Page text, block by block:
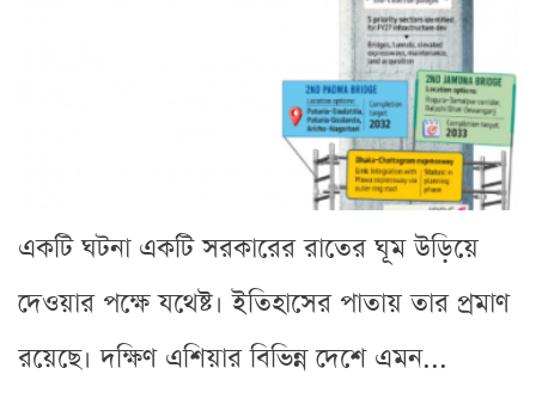
একটি ঘটনা একটি সরকারের রাতের ঘূম উড়িয়ে
দেওয়ার পক্ষে যথেষ্ট। ইতিহাসের পাতায় তার প্রমাণ
রয়েছে। দক্ষিণ এশিয়ার বিভিন্ন দেশে এমন...